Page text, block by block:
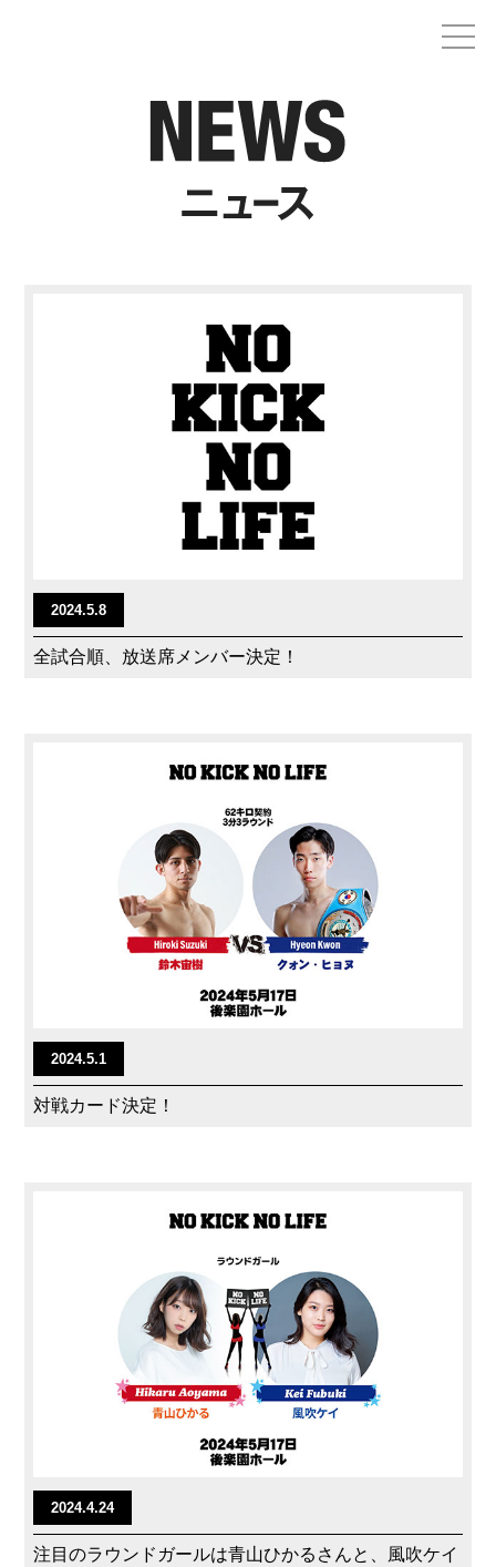
2024.5.8
全試合順、放送席メンバー決定！
2024.5.1
対戦カード決定！
2024.4.24
注目のラウンドガールは青山ひかるさんと、風吹ケイ